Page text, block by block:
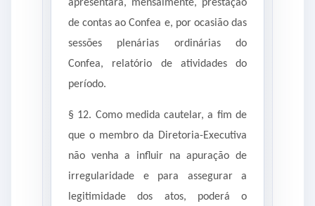
apresentará, mensalmente, prestação
de contas ao Confea e, por ocasião das
sessões plenárias ordinárias do
Confea, relatório de atividades do
período.
§ 12. Como medida cautelar, a fim de
que o membro da Diretoria-Executiva
não venha a influir na apuração de
irregularidade e para assegurar a
legitimidade dos atos, poderá o